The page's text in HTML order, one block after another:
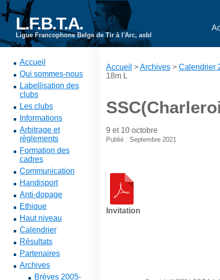
L.F.B.T.A.
Ligue Francophone Belge de Tir à l'Arc, asbl
Accueil
Qui sommes-nous
Labellisation des
clubs
Les clubs
Informations
Arbitrage et
règlements
Formation des
cadres
Communication
Handisport
Anti-dopage
Ethique
Haut niveau
Calendrier
Résultats
Partenaires
Archives
Brèves 2005-
Accueil >Archives> Calendrier
18m L
9 et 10 octobre
Publié : Septembre 2021
Invitation